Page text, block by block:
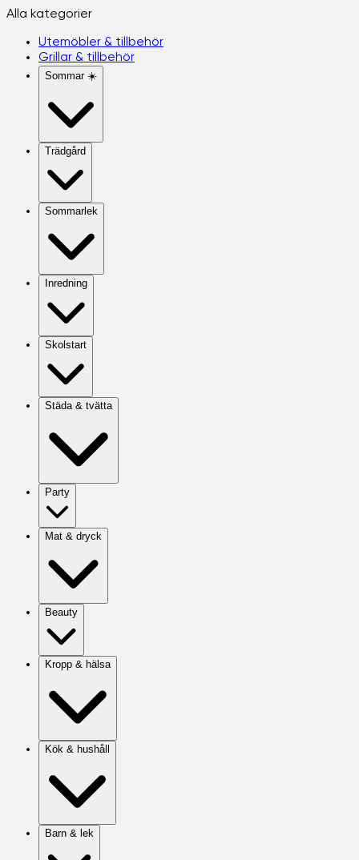
Alla kategorier
Utemöbler & tillbehör
Grillar & tillbehör
Sommar ☀️
Trädgård
Sommarlek
Inredning
Skolstart
Städa & tvätta
Party
Mat & dryck
Beauty
Kropp & hälsa
Kök & hushåll
Barn & lek